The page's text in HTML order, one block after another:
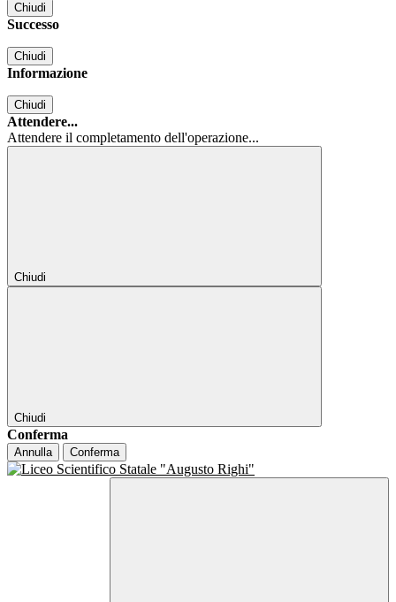
Chiudi
Successo
Chiudi
Informazione
Chiudi
Attendere...
Attendere il completamento dell'operazione...
Chiudi
Chiudi
Conferma
Annulla Conferma